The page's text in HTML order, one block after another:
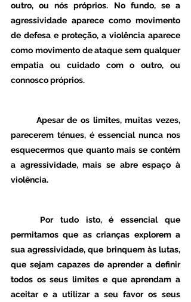
outro, ou nós próprios. No fundo, se a
agressividade aparece como movimento
de defesa e proteção, a violência aparece
como movimento de ataque sem qualquer
empatia ou cuidado com o outro, ou
connosco próprios.
parecerem ténues, é essencial nunca nos
esquecermos que quanto mais se contém
a agressividade, mais se abre espaço à
violência.
permitamos que as crianças explorem a
sua agressividade, que brinquem às lutas,
que sejam capazes de aprender a definir
todos os seus limites e que aprendam a
aceitar e a utilizar a seu favor os seus